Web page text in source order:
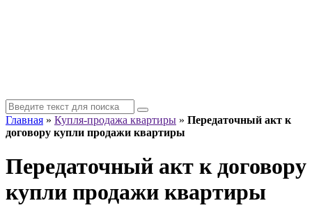
Главная » Купля-продажа квартиры » Передаточный акт к
договору купли продажи квартиры
Передаточный акт к договору
купли продажи квартиры